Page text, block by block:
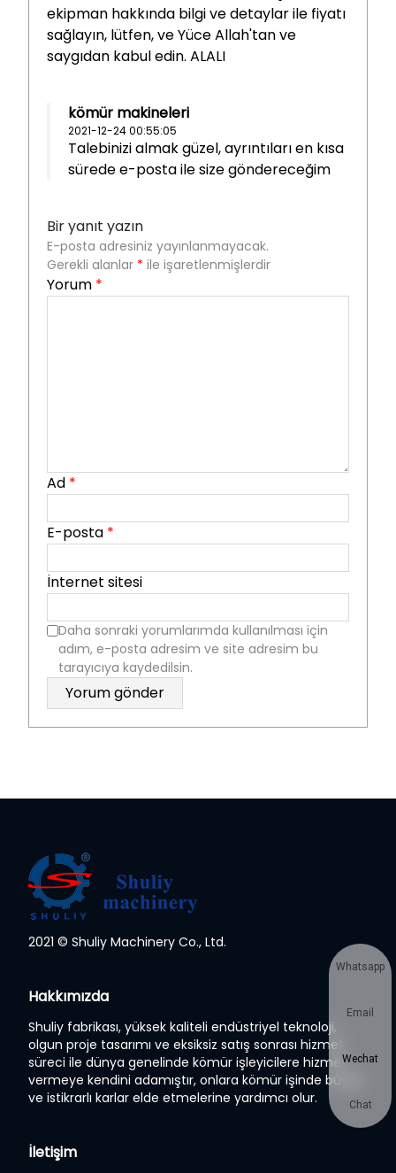
ekipman hakkında bilgi ve detaylar ile fiyatı
sağlayın, lütfen, ve Yüce Allah'tan ve
saygıdan kabul edin. ALALI
kömür makineleri
2021-12-24 00:55:05
Talebinizi almak güzel, ayrıntıları en kısa
sürede e-posta ile size göndereceğim
Bir yanıt yazın
E-posta adresiniz yayınlanmayacak.
Gerekli alanlar * ile işaretlenmişlerdir
Yorum *
Ad *
E-posta *
İnternet sitesi
Daha sonraki yorumlarımda kullanılması için
adım, e-posta adresim ve site adresim bu
tarayıcıya kaydedilsin.
2021 © Shuliy Machinery Co., Ltd.
Hakkımızda
Shuliy fabrikası, yüksek kaliteli endüstriyel teknoloji,
olgun proje tasarımı ve eksiksiz satış sonrası hizmet
süreci ile dünya genelinde kömür işleyicilere hizmet
vermeye kendini adamıştır, onlara kömür işinde büyük
ve istikrarlı karlar elde etmelerine yardımcı olur.
İletişim
Whatsapp
Email
Wechat
Chat